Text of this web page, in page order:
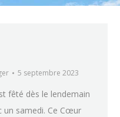
5 septembre 2023
fêté dès le lendemain
un samedi. Ce Cœur